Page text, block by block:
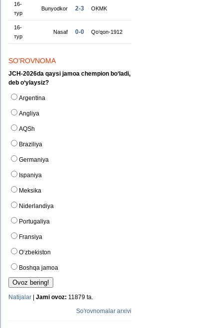
16-
тур
Bunyodkor 2-3 OKMK
16-
тур
Nasaf 0-0 Qo‘qon-1912
SO'ROVNOMA
JCH-2026da qaysi jamoa chempion bo‘ladi,
deb o‘ylaysiz?
Argentina
Angliya
AQSh
Braziliya
Germaniya
Ispaniya
Meksika
Niderlandiya
Portugaliya
Fransiya
O‘zbekiston
Boshqa jamoa
Natijalar | Jami ovoz: 11879 ta.
So'rovnomalar arxivi